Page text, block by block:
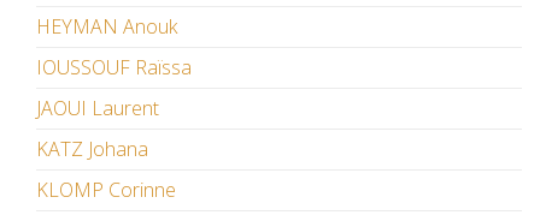
HEYMAN Anouk
IOUSSOUF Raïssa
JAOUI Laurent
KATZ Johana
KLOMP Corinne